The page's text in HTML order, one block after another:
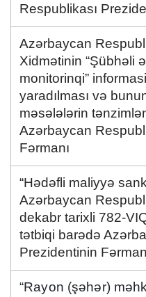
Respublikası
Azərbaycan
Xidmətinin “Şübhəli
monitorinqi”
yaradılması və
məsələlərin
Azərbaycan
Fərmanı
“Hədəfli maliyyə
Azərbaycan
dekabr tarixli 782-
tətbiqi barədə
Prezidentinin Fərman
“Rayon (şəhər)